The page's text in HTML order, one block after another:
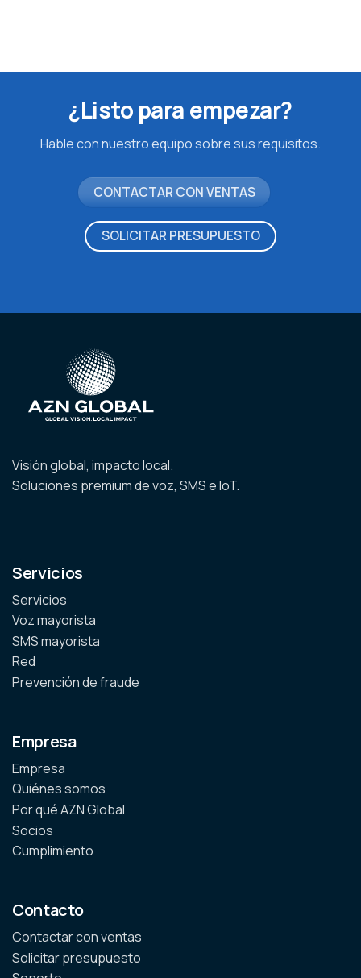
¿Listo para empezar?
Hable con nuestro equipo sobre sus requisitos.
CONTACTAR CON VENTAS
SOLICITAR PRESUPUESTO
Visión global, impacto local.
Soluciones premium de voz, SMS e IoT.
Servicios
Servicios
Voz mayorista
SMS mayorista
Red
Prevención de fraude
Empresa
Empresa
Quiénes somos
Por qué AZN Global
Socios
Cumplimiento
Contacto
Contactar con ventas
Solicitar presupuesto